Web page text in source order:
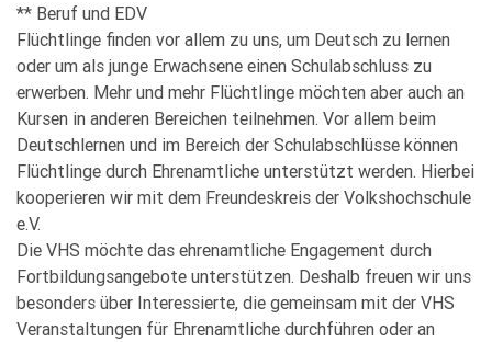
** Beruf und EDV
Flüchtlinge finden vor allem zu uns, um Deutsch zu lernen
oder um als junge Erwachsene einen Schulabschluss zu
erwerben. Mehr und mehr Flüchtlinge möchten aber auch an
Kursen in anderen Bereichen teilnehmen. Vor allem beim
Deutschlernen und im Bereich der Schulabschlüsse können
Flüchtlinge durch Ehrenamtliche unterstützt werden. Hierbei
kooperieren wir mit dem Freundeskreis der Volkshochschule
e.V.
Die VHS möchte das ehrenamtliche Engagement durch
Fortbildungsangebote unterstützen. Deshalb freuen wir uns
besonders über Interessierte, die gemeinsam mit der VHS
Veranstaltungen für Ehrenamtliche durchführen oder an